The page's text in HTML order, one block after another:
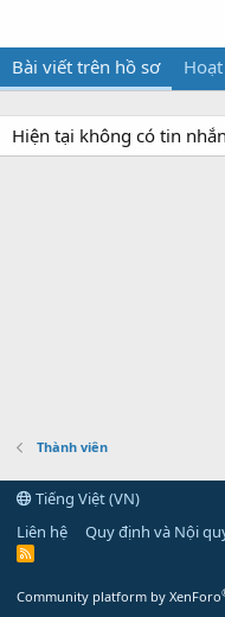
Bài viết trên hồ sơ
Hiện tại không có tin
Thành viên
Tiếng Việt (VN)
Liên hệ
Quy định và Nội
R
Community platform by XenForo